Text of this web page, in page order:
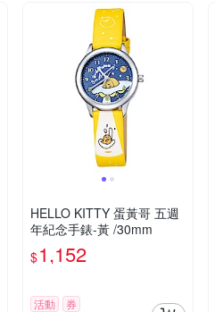
HELLO KITTY 蛋黃哥 五週
年紀念手錶-黃 /30mm
$1,152
活動 券